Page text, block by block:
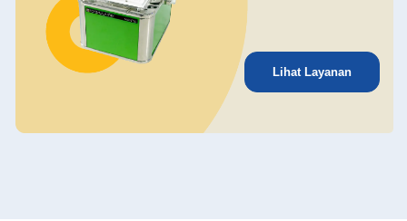
Lihat Layanan